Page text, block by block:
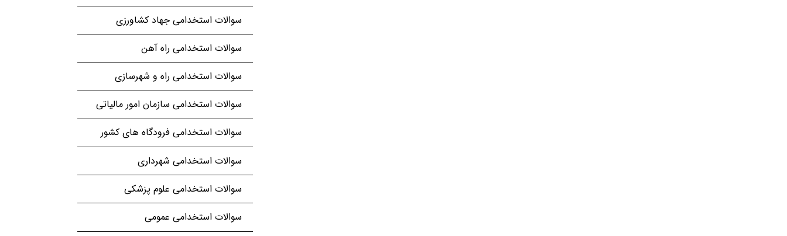
سوالات استخدامی جهاد کشاورزی
سوالات استخدامی راه آهن
سوالات استخدامی راه و شهرسازی
سوالات استخدامی سازمان امور مالیاتی
سوالات استخدامی فرودگاه های کشور
سوالات استخدامی شهرداری
سوالات استخدامی علوم پزشکی
سوالات استخدامی عمومی